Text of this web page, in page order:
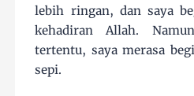
lebih ringan, dan saya
kehadiran Allah.
tertentu, saya merasa
sepi.